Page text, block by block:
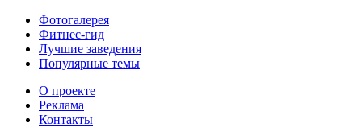
Фотогалерея
Фитнес-гид
Лучшие заведения
Популярные темы
О проекте
Реклама
Контакты